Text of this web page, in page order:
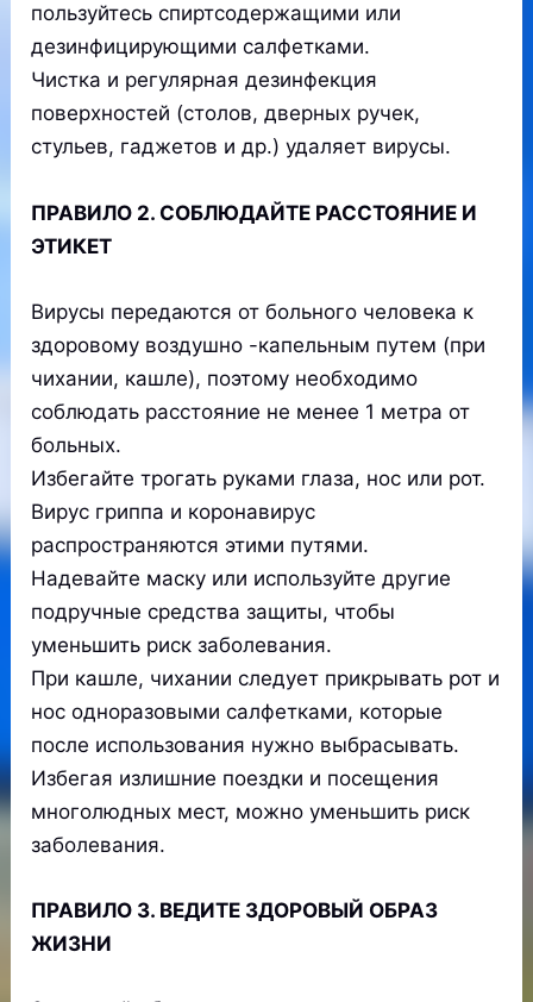
пользуйтесь спиртсодержащими или
дезинфицирующими салфетками.
Чистка и регулярная дезинфекция
поверхностей (столов, дверных ручек,
стульев, гаджетов и др.) удаляет вирусы.
ПРАВИЛО 2. СОБЛЮДАЙТЕ РАССТОЯНИЕ И
ЭТИКЕТ
Вирусы передаются от больного человека к
здоровому воздушно -капельным путем (при
чихании, кашле), поэтому необходимо
соблюдать расстояние не менее 1 метра от
больных.
Избегайте трогать руками глаза, нос или рот.
Вирус гриппа и коронавирус
распространяются этими путями.
Надевайте маску или используйте другие
подручные средства защиты, чтобы
уменьшить риск заболевания.
При кашле, чихании следует прикрывать рот и
нос одноразовыми салфетками, которые
после использования нужно выбрасывать.
Избегая излишние поездки и посещения
многолюдных мест, можно уменьшить риск
заболевания.
ПРАВИЛО 3. ВЕДИТЕ ЗДОРОВЫЙ ОБРАЗ
ЖИЗНИ